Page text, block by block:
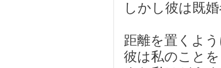
しかし彼は既
距離を置くよ
彼は私のこと